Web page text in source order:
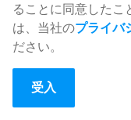
倫理面では、AIは
に責任を持って使
AIアルゴリズムに
ことや、AIシス
ることに同意したこ
は、当社のプライバ
ださい。
受入